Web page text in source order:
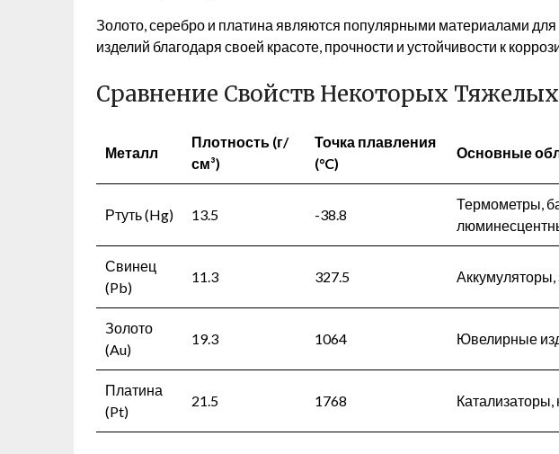
Золото, серебро и платина являются популярными материалами
изделий благодаря своей красоте, прочности и устойчивости к
Сравнение Свойств Некоторых
Металл
Плотность (г/
см³)
Точка плавления
(°C)
Основные
Ртуть (Hg) 13.5 -38.8
Термометры,
Свинец
(Pb)
11.3 327.5 Аккумуляторы,
Золото
(Au)
19.3 1064 Ювелирные
Платина
(Pt)
21.5 1768